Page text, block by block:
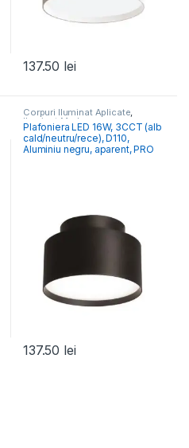
137.50 lei
Corpuri Iluminat Aplicate,
Iluminat Modern
Plafoniera LED 16W, 3CCT (alb
cald/neutru/rece), D110,
Aluminiu negru, aparent, PRO
137.50 lei